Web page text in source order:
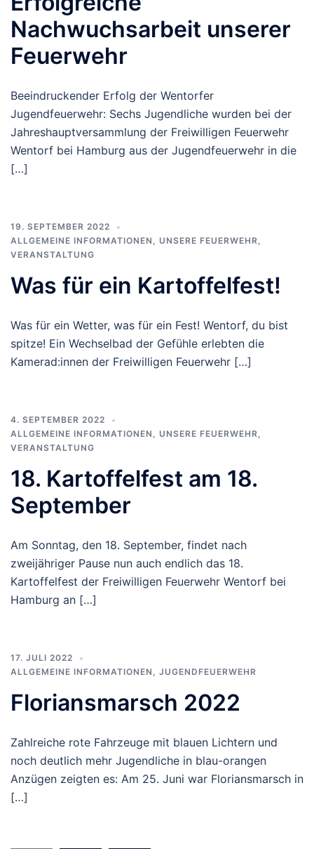
Nachwuchsarbeit unserer
Feuerwehr
Beeindruckender Erfolg der Wentorfer
Jugendfeuerwehr: Sechs Jugendliche wurden bei der
Jahreshauptversammlung der Freiwilligen Feuerwehr
Wentorf bei Hamburg aus der Jugendfeuerwehr in die
[…]
19. SEPTEMBER 2022
ALLGEMEINE INFORMATIONEN , UNSERE FEUERWEHR,
VERANSTALTUNG
Was für ein Kartoffelfest!
Was für ein Wetter, was für ein Fest! Wentorf, du bist
spitze! Ein Wechselbad der Gefühle erlebten die
Kamerad:innen der Freiwilligen Feuerwehr […]
4. SEPTEMBER 2022
ALLGEMEINE INFORMATIONEN , UNSERE FEUERWEHR,
VERANSTALTUNG
18. Kartoffelfest am 18.
September
Am Sonntag, den 18. September, findet nach
zweijähriger Pause nun auch endlich das 18.
Kartoffelfest der Freiwilligen Feuerwehr Wentorf bei
Hamburg an […]
17. JULI 2022
ALLGEMEINE INFORMATIONEN , JUGENDFEUERWEHR
Floriansmarsch 2022
Zahlreiche rote Fahrzeuge mit blauen Lichtern und
noch deutlich mehr Jugendliche in blau-orangen
Anzügen zeigten es: Am 25. Juni war Floriansmarsch in
[…]